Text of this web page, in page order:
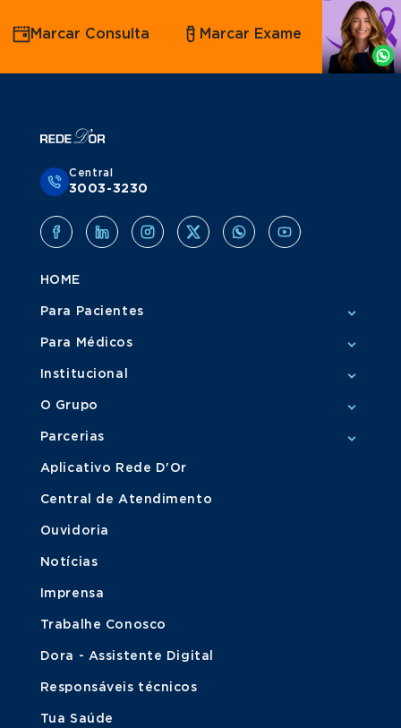
Agende
por
Whatsapp
Marcar Consulta Marcar Exame
Central
3003-3230
HOME
Para Pacientes
Para Médicos
Institucional
O Grupo
Parcerias
Aplicativo Rede D'Or
Central de Atendimento
Ouvidoria
Notícias
Imprensa
Trabalhe Conosco
Dora - Assistente Digital
Responsáveis técnicos
Tua Saúde